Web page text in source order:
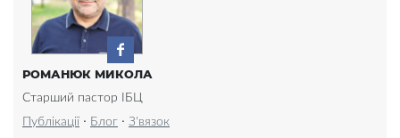
РОМАНЮК МИКОЛА
Старший пастор ІБЦ
Публікації · Блог · З'вязок